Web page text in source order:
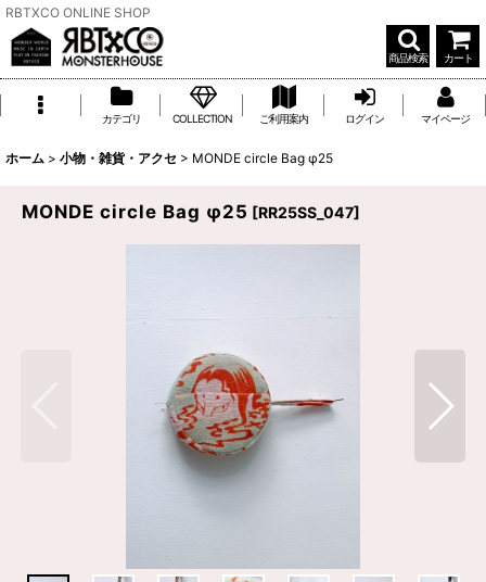
RBTXCO ONLINE SHOP
商品検索 カート
カテゴリ COLLECTION ご利用案内 ログイン マイページ
ホーム > 小物・雑貨・アクセ > MONDE circle Bag φ25
MONDE circle Bag φ25 [RR25SS_047]